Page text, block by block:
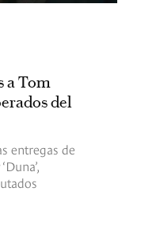
a Tom
del
entregas de